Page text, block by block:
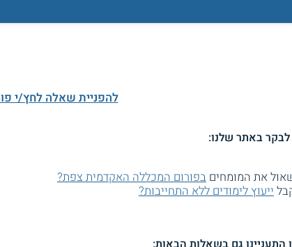
להפניית שאלה לחץ/י
באתר שלנו:
את המומחיםבפורום המכללה האקדמית צפת?
ייעוץ לימודים ללא התחייבות?